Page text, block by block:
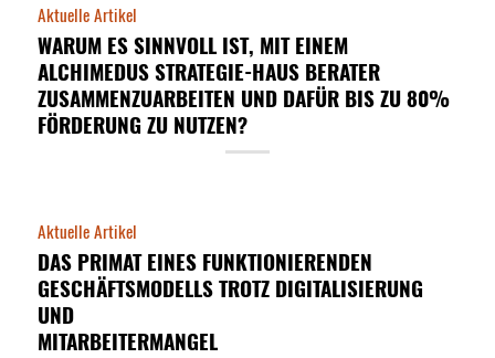
Aktuelle Artikel
WARUM ES SINNVOLL IST, MIT EINEM
ALCHIMEDUS STRATEGIE-HAUS BERATER
ZUSAMMENZUARBEITEN UND DAFÜR BIS ZU 80%
FÖRDERUNG ZU NUTZEN?
Aktuelle Artikel
DAS PRIMAT EINES FUNKTIONIERENDEN
GESCHÄFTSMODELLS TROTZ DIGITALISIERUNG
UND
MITARBEITERMANGEL